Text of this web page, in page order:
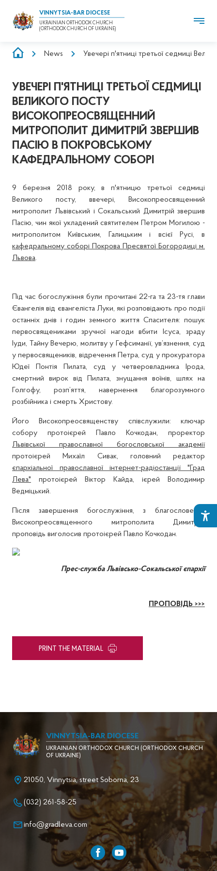
VINNYTSIA-BAR DIOCESE
UKRAINIAN ORTHODOX CHURCH
(ORTHODOX CHURCH OF UKRAINE)
BREADCRUMB
News Увечері п'ятниці третьої седмиці
УВЕЧЕРІ П'ЯТНИЦІ ТРЕТЬОЇ СЕДМИЦІ
ВЕЛИКОГО ПОСТУ
ВИСОКОПРЕОСВЯЩЕННИЙ
МИТРОПОЛИТ ДИМИТРІЙ ЗВЕРШИВ
ПАСІЮ В ПОКРОВСЬКОМУ
КАФЕДРАЛЬНОМУ СОБОРІ
9 березня 2018 року, в п'ятницю третьої седмиці
Великого посту, ввечері, Високопреосвященний
митрополит Львівський і Сокальський Димитрій звершив
Пасію, чин якої укладений святителем Петром Могилою -
митрополитом Київським, Галицьким і всієї Русі, в
кафедральному соборі Покрова Пресвятої Богородиці м.
Львова.
Під час богослужіння були прочитані 22-га та 23-тя глави
Євангелія від євангеліста Луки, які розповідають про події
останніх днів і годин земного життя Спасителя: пошук
первосвящениками зручної нагоди вбити Ісуса, зраду
Іуди, Тайну Вечерю, молитву у Гефсиманії, ув’язнення, суд
у первосвящеників, відречення Петра, суд у прокуратора
Юдеї Понтія Пилата, суд у четверовладника Ірода,
смертний вирок від Пилата, знущання воїнів, шлях на
Голгофу, розп’яття, навернення благорозумного
розбійника і смерть Христову.
Його Високопреосвященству співслужили: ключар
собору протоієрей Павло Кочкодан, проректор
Львівської православної богословської академії
протоієрей Михаїл Сивак, головний редактор
єпархіальної православної інтернет-радіостанції "Град
Лева" протоієрей Віктор Кайда, ієрей Володимир
Ведміцький.
Після завершення богослужіння, з благословення
Високопреосвященного митрополита Димитрія,
проповідь виголосив протоієрей Павло Кочкодан.
Прес-служба Львівсько-Сокальської єпархії
ПРОПОВІДЬ >>>
PRINT THE MATERIAL
VINNYTSIA-BAR DIOCESE
UKRAINIAN ORTHODOX CHURCH (ORTHODOX CHURCH
OF UKRAINE)
21050, Vinnytsia, street Soborna, 23
(032) 261-58-25
info@gradleva.com